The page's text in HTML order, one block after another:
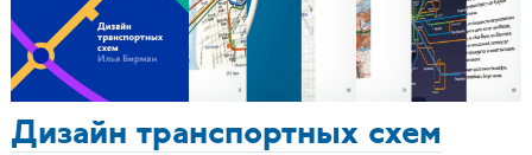
Дизайн транспортных схем